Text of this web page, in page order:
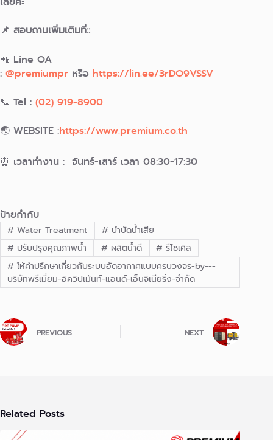
📌 สอบถามเพิ่มเติมที่::
📲 Line OA
: @premiumpr หรือ https://lin.ee/3rDO9VSSV
📞 Tel : (02) 919-8900
🌏 WEBSITE :https://www.premium.co.th
⏰ เวลาทำงาน : จันทร์-เสาร์ เวลา 08:30-17:30
ป้ายกำกับ
# Water Treatment # บำบัดน้ำเสีย
# ปรับปรุงคุณภาพน้ำ # ผลิตน้ำดี # รีไซเคิล
# ให้คำปรึกษาเกี่ยวกับระบบอัดอากาศแบบครบวงจร-by---
บริษัทพรีเมี่ยม-อิควิปเม้นท์-แอนด์-เอ็นจิเนียริ่ง-จำกัด
PREVIOUS NEXT
Related Posts